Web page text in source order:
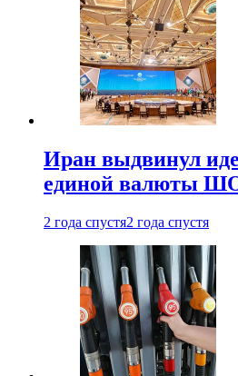
Иран выдвинул
единой валюты
2 года спустя2 года спустя